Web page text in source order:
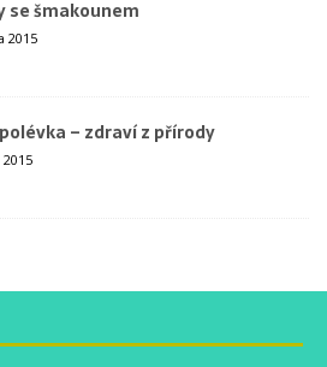
se šmakounem
2015
– zdraví z přírody